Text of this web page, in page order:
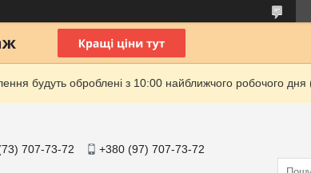
будуть оброблені з 10:00 найближчого робочого дня
707-73-72 +380 (97) 707-73-72